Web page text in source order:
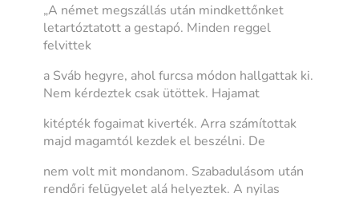
„A német megszállás után mindkettőnket
letartóztatott a gestapó. Minden reggel
felvittek
a Sváb hegyre, ahol furcsa módon hallgattak ki.
Nem kérdeztek csak ütöttek. Hajamat
kitépték fogaimat kiverték. Arra számítottak
majd magamtól kezdek el beszélni. De
nem volt mit mondanom. Szabadulásom után
rendőri felügyelet alá helyeztek. A nyilas